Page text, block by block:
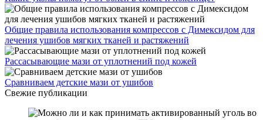
Общие правила использования компрессов с Димексидом для
лечения ушибов мягких тканей и растяжений
Рассасывающие мази от уплотнений под кожей
Сравниваем детские мази от ушибов
Свежие публикации